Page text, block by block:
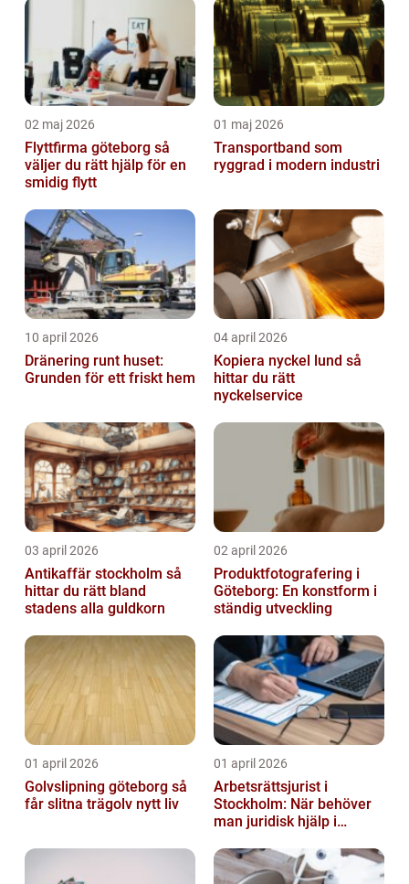
02 maj 2026
Flyttfirma göteborg så
väljer du rätt hjälp för en
smidig flytt
01 maj 2026
Transportband som
ryggrad i modern industri
10 april 2026
Dränering runt huset:
Grunden för ett friskt hem
04 april 2026
Kopiera nyckel lund så
hittar du rätt
nyckelservice
03 april 2026
Antikaffär stockholm så
hittar du rätt bland
stadens alla guldkorn
02 april 2026
Produktfotografering i
Göteborg: En konstform i
ständig utveckling
01 april 2026
Golvslipning göteborg så
får slitna trägolv nytt liv
01 april 2026
Arbetsrättsjurist i
Stockholm: När behöver
man juridisk hjälp i